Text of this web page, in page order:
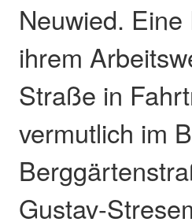
Neuwied.
ihrem
Straße in
vermutlich im
Gustav-